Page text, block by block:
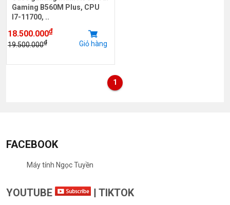
Gaming B560M Plus, CPU
I7-11700, ..
18.500.000₫
19.500.000₫ Giỏ hàng
1
FACEBOOK
Máy tính Ngọc Tuyền
YOUTUBE | TIKTOK